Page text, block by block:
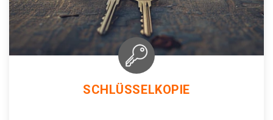
SCHLÜSSELKOPIE